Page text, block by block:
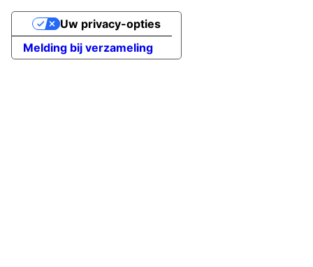
Melding bij verzameling
Uw privacy-opties